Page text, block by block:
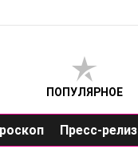
ПОПУЛЯРНОЕ
Пресс-релиз